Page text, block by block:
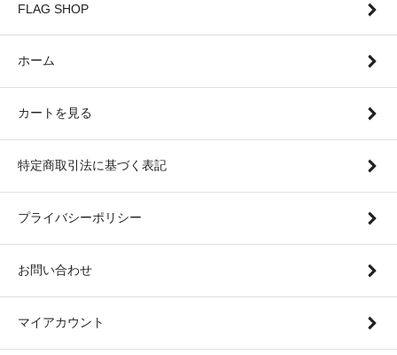
FLAG SHOP
ホーム
カートを見る
特定商取引法に基づく表記
プライバシーポリシー
お問い合わせ
マイアカウント